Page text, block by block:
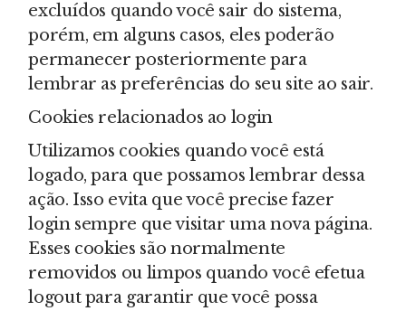
excluídos quando você sair do sistema,
porém, em alguns casos, eles poderão
permanecer posteriormente para
lembrar as preferências do seu site ao sair.
Cookies relacionados ao login
Utilizamos cookies quando você está
logado, para que possamos lembrar dessa
ação. Isso evita que você precise fazer
login sempre que visitar uma nova página.
Esses cookies são normalmente
removidos ou limpos quando você efetua
logout para garantir que você possa